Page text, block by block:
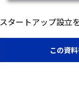
スタートアップ設立
この資